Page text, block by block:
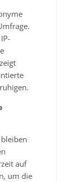
auf
um die